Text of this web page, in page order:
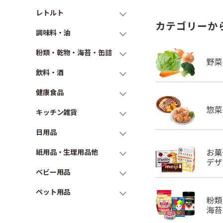
レトルト
調味料・油
粉類・乾物・海苔・缶詰
飲料・酒
健康食品
キッチン雑貨
日用品
紙用品・生理用品他
ベビー用品
ペット用品
カテゴリーか